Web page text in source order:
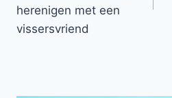
herenigen met een
vissersvriend